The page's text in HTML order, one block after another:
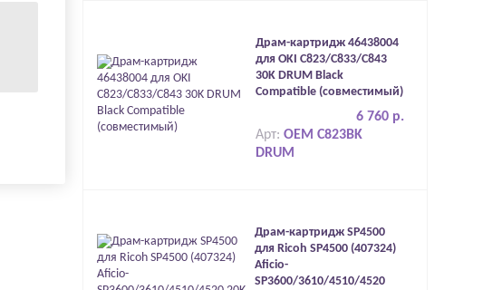
Драм-картридж 46438004
для OKI C823/C833/C843
30K DRUM Black
Compatible (совместимый)
6 760 р.
Арт: OEM C823BK
DRUM
Драм-картридж SP4500
для Ricoh SP4500 (407324)
Aficio-
SP3600/3610/4510/4520